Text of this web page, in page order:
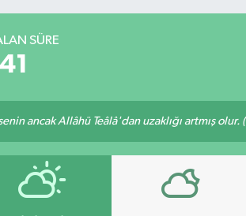
SÜRE
ancak Allâhü Teâlâ'dan uzaklığı artmış olur.